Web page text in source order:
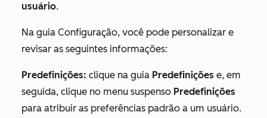
usuário.
Na guia Configuração, você pode personalizar e
revisar as seguintes informações:
Predefinições: clique na guia Predefinições e, em
seguida, clique no menu suspenso Predefinições
para atribuir as preferências padrão a um usuário.